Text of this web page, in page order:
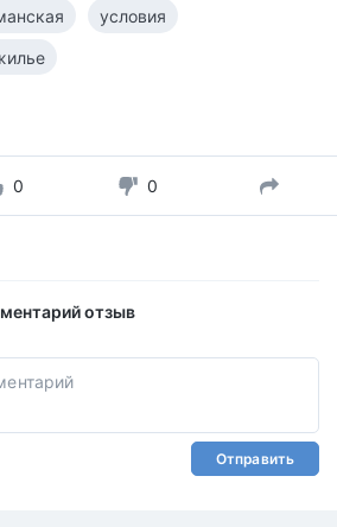
условия
0 0
отзыв
Отправить